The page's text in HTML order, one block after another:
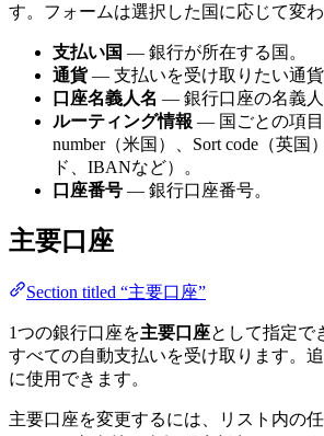
す。フォームは選択した国に応じて変わ
支払い国 — 銀行が所在する国。
通貨— 支払いを受け取りたい通貨
口座名義人名 — 銀行口座の名義人
ルーティング情報 — 国ごとの項目
number（米国）、Sort code（英国
ド、IBANなど）。
口座番号 — 銀行口座番号。
主要口座
Section titled “主要口座”
1つの銀行口座を主要口座として指定で
すべての自動支払いを受け取ります。
に使用できます。
主要口座を変更するには、リスト内の